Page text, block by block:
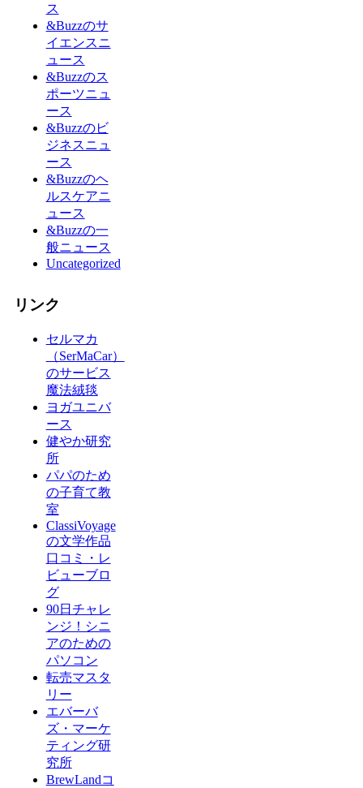
ス
&Buzzのサ
イエンスニ
ュース
&Buzzのス
ポーツニュ
ース
&Buzzのビ
ジネスニュ
ース
&Buzzのヘ
ルスケアニ
ュース
&Buzzの一
般ニュース
Uncategorized
リンク
セルマカ
（SerMaCar）
のサービス
魔法絨毯
ヨガユニバ
ース
健やか研究
所
パパのため
の子育て教
室
ClassiVoyage
の文学作品
口コミ・レ
ビューブロ
グ
90日チャレ
ンジ！シニ
アのための
パソコン
転売マスタ
リー
エバーバ
ズ・マーケ
ティング研
究所
BrewLandコ